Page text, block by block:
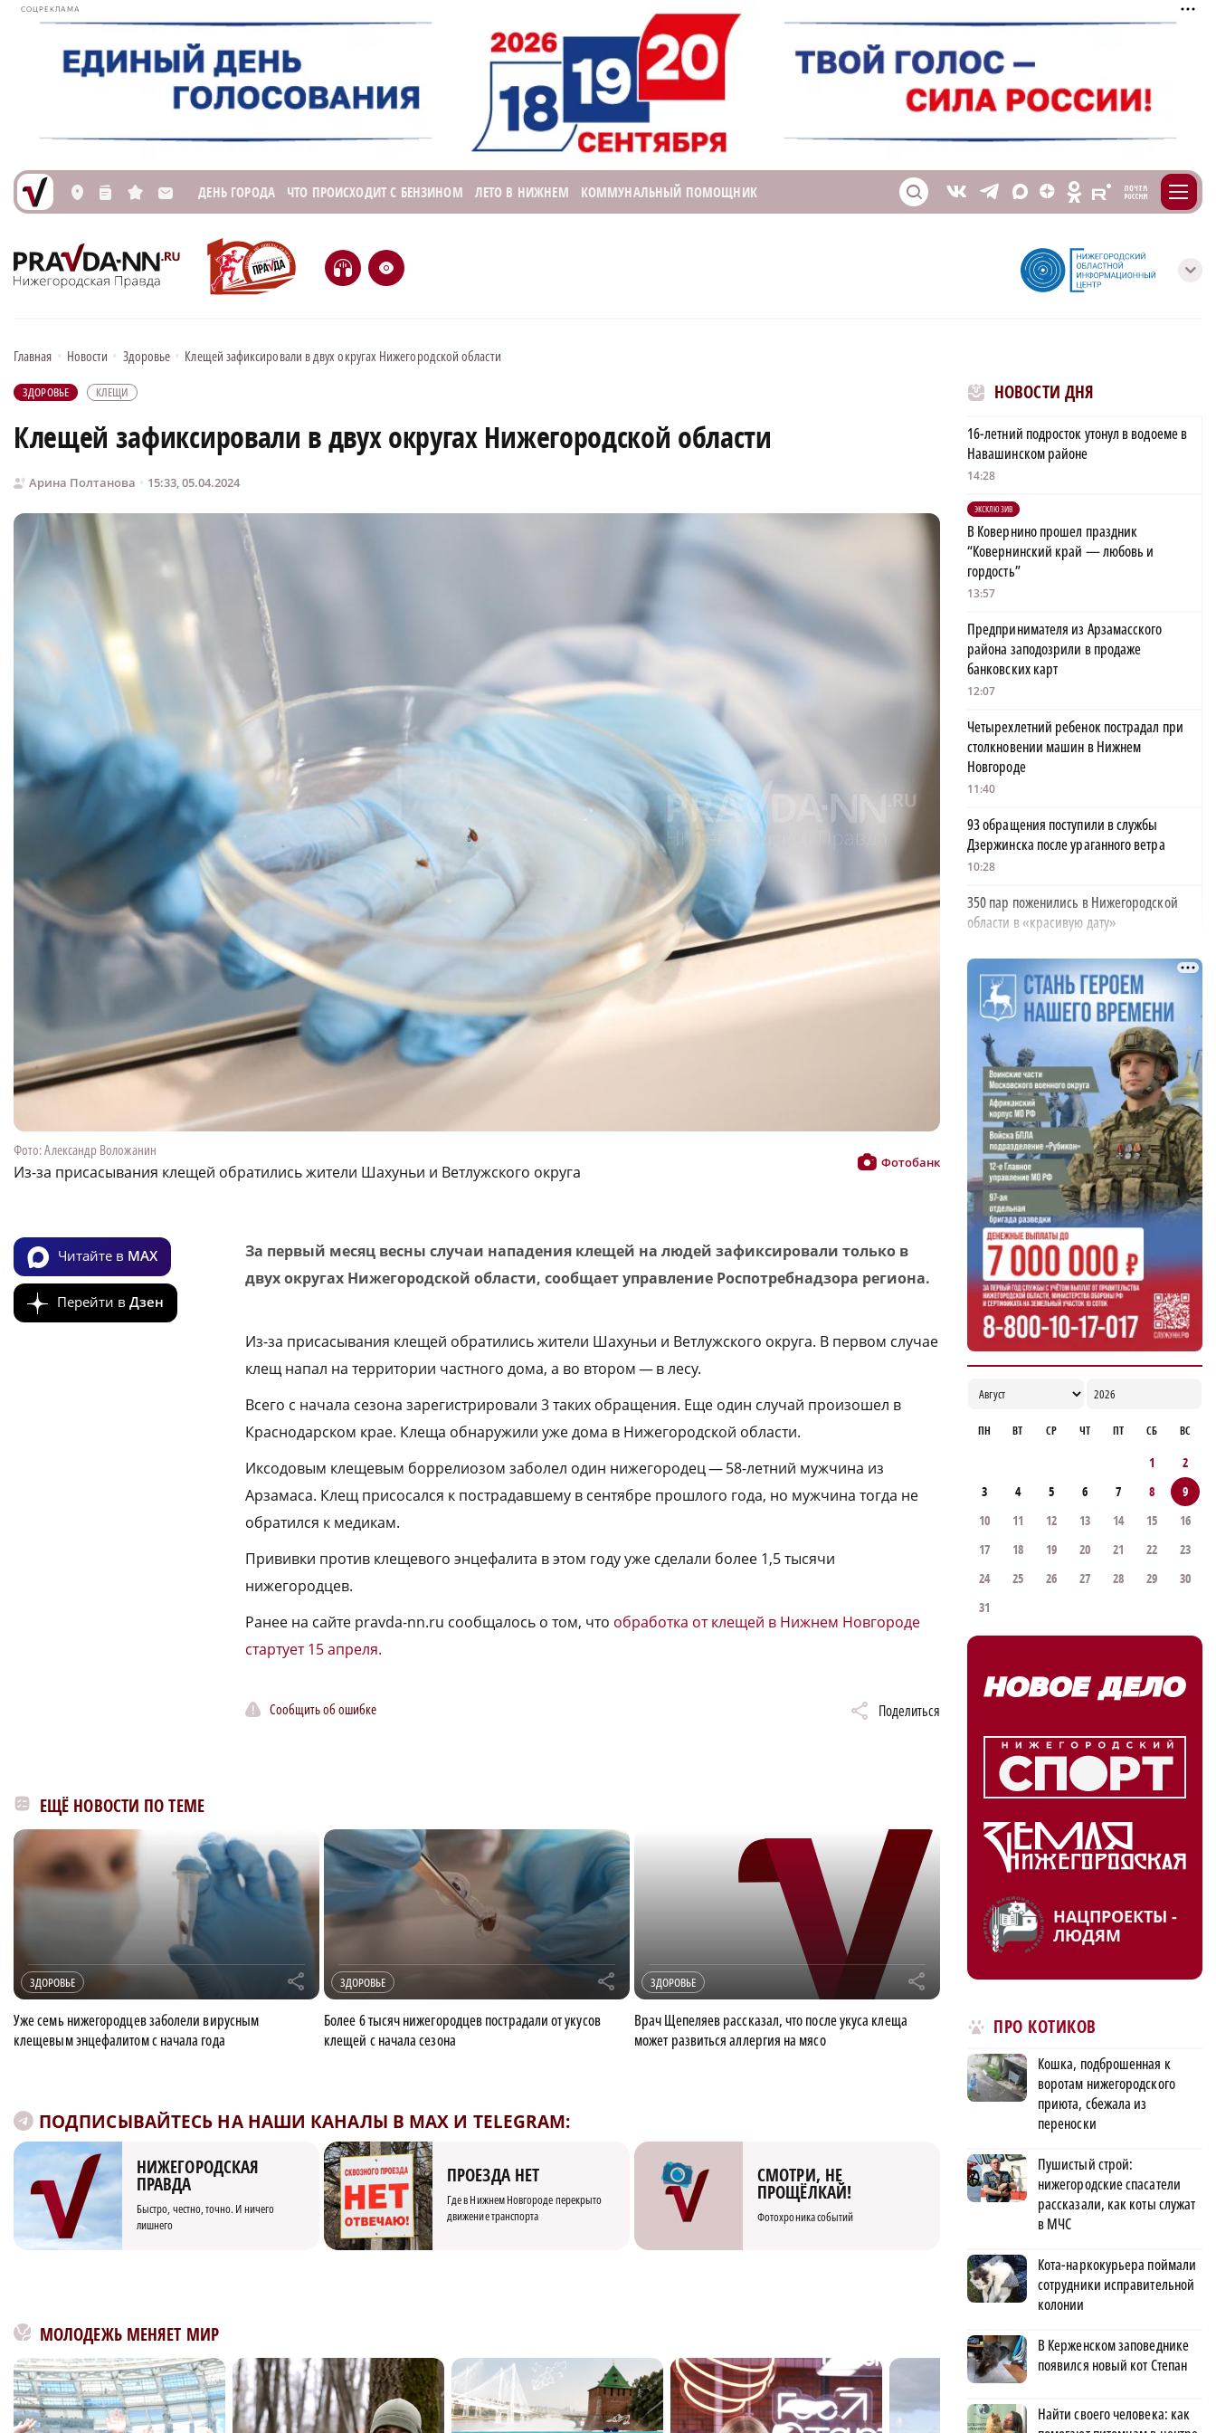
СОЦРЕКЛАМА
L n s M ДЕНЬ ГОРОДА ЧТО ПРОИСХОДИТ С БЕНЗИНОМ ЛЕТО В НИЖНЕМ КОММУНАЛЬНЫЙ ПОМОЩНИК S V T X Z O E m
H e с
Главная • Новости • Здоровье • Клещей зафиксировали в двух округах Нижегородской области
ЗДОРОВЬЕ КЛЕЩИ
Клещей зафиксировали в двух округах Нижегородской области
Арина Полтанова 15:33, 05.04.2024
Фото: Александр Воложанин
Из-за присасывания клещей обратились жители Шахуньи и Ветлужского округа Фотобанк
Читайте в MAX
Перейти в Дзен
За первый месяц весны случаи нападения клещей на людей зафиксировали только в
двух округах Нижегородской области, сообщает управление Роспотребнадзора региона.
Из-за присасывания клещей обратились жители Шахуньи и Ветлужского округа. В первом случае
клещ напал на территории частного дома, а во втором — в лесу.
Всего с начала сезона зарегистрировали 3 таких обращения. Еще один случай произошел в
Краснодарском крае. Клеща обнаружили уже дома в Нижегородской области.
Иксодовым клещевым боррелиозом заболел один нижегородец — 58-летний мужчина из
Арзамаса. Клещ присосался к пострадавшему в сентябре прошлого года, но мужчина тогда не
обратился к медикам.
Прививки против клещевого энцефалита в этом году уже сделали более 1,5 тысячи
нижегородцев.
Ранее на сайте pravda-nn.ru сообщалось о том, что обработка от клещей в Нижнем Новгороде
стартует 15 апреля.
Сообщить об ошибке Поделиться
ЕЩЁ НОВОСТИ ПО ТЕМЕ
ЗДОРОВЬЕ r
Уже семь нижегородцев заболели вирусным
клещевым энцефалитом с начала года
ЗДОРОВЬЕ r
Более 6 тысяч нижегородцев пострадали от укусов
клещей с начала сезона
ЗДОРОВЬЕ r
Врач Щепеляев рассказал, что после укуса клеща
может развиться аллергия на мясо
ПОДПИСЫВАЙТЕСЬ НА НАШИ КАНАЛЫ В MAX И TELEGRAM:
НИЖЕГОРОДСКАЯ
ПРАВДА
Быстро, честно, точно. И ничего
лишнего
ПРОЕЗДА НЕТ
Где в Нижнем Новгороде перекрыто
движение транспорта
СМОТРИ, НЕ
ПРОЩЁЛКАЙ!
Фотохроника событий
МОЛОДЕЖЬ МЕНЯЕТ МИР
НОВОСТИ ДНЯ
16-летний подросток утонул в водоеме в
Навашинском районе
14:28
ЭКСКЛЮЗИВ
В Ковернино прошел праздник
“Ковернинский край — любовь и
гордость”
13:57
Предпринимателя из Арзамасского
района заподозрили в продаже
банковских карт
12:07
Четырехлетний ребенок пострадал при
столкновении машин в Нижнем
Новгороде
11:40
93 обращения поступили в службы
Дзержинска после ураганного ветра
10:28
350 пар поженились в Нижегородской
области в «красивую дату»
Деревянное здание загорелось от удара
молнии в Борском районе
09:42
Глеб Никитин обратился к строителям в
День строителя
06:00
ФК «Нижний Новгород» одержал пятую
победу подряд
21:08
Третий класс пожароопасности действует
в Нижегородской области
17:05
ПН ВТ СР ЧТ ПТ СБ ВС
1
2
3
4 5 6 7 8
9
10
11 12 13 14 15
16
17
18 19 20 21 22
23
24
25 26 27 28 29
30
31
НАЦПРОЕКТЫ -
ЛЮДЯМ
ПРО КОТИКОВ
Кошка, подброшенная к
воротам нижегородского
приюта, сбежала из
переноски
Пушистый строй:
нижегородские спасатели
рассказали, как коты служат
в МЧС
Кота-наркокурьера поймали
сотрудники исправительной
колонии
В Керженском заповеднике
появился новый кот Степан
Найти своего человека: как